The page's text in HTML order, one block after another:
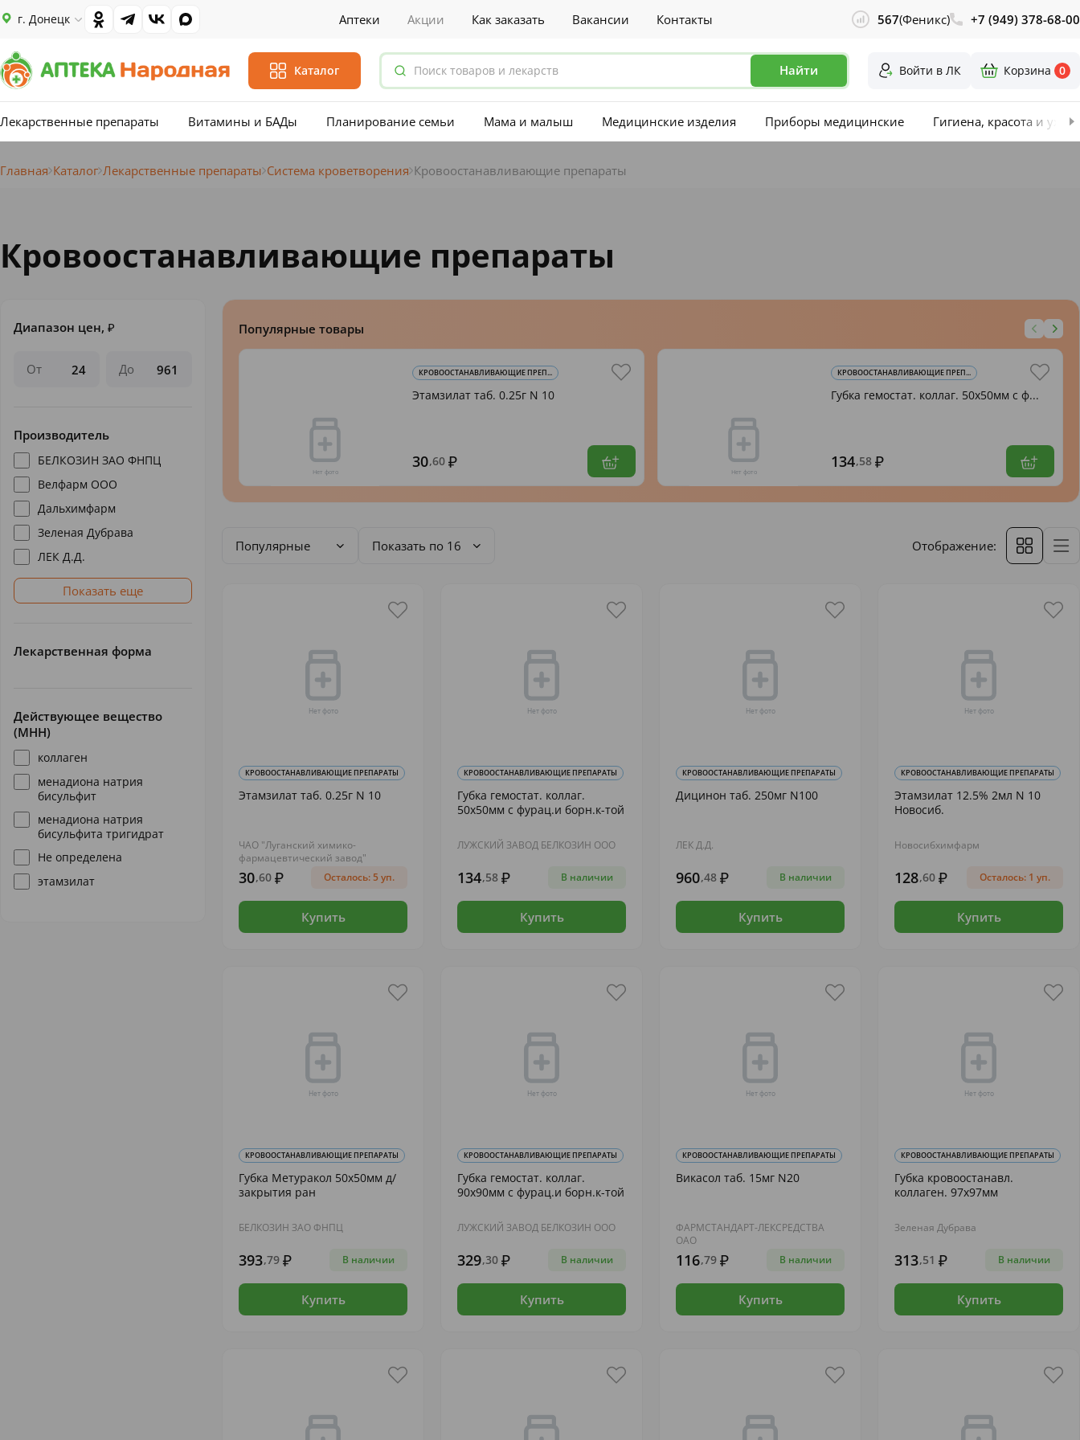
г. Донецк Аптеки Акции Как заказать Вакансии Контакты 567(Феникс) +7 (949) 378-68-00
Каталог Найти Войти в ЛК Корзина 0
Лекарственные препараты Витамины и БАДы Планирование семьи Мама и малыш Медицинские изделия Приборы медицинские Гигиена, красота и уход
Главная Каталог Лекарственные препараты Система кроветворения Кровоостанавливающие препараты
Кровоостанавливающие препараты
Диапазон цен, ₽
От До
Производитель
БЕЛКОЗИН ЗАО ФНПЦ
Велфарм ООО
Дальхимфарм
Зеленая Дубрава
ЛЕК Д.Д.
Показать еще
Лекарственная форма
Действующее вещество
(МНН)
коллаген
менадиона натрия
бисульфит
менадиона натрия
бисульфита тригидрат
Не определена
этамзилат
Популярные товары
КРОВООСТАНАВЛИВАЮЩИЕ ПРЕП...
Этамзилат таб. 0.25г N 10
30,60
КРОВООСТАНАВЛИВАЮЩИЕ ПРЕП...
Губка гемостат. коллаг. 50х50мм с ф...
134,58
Популярные Показать по 16 Отображение:
КРОВООСТАНАВЛИВАЮЩИЕ ПРЕПАРАТЫ
Этамзилат таб. 0.25г N 10
ЧАО "Луганский химико-
фармацевтический завод"
30,60 Осталось: 5 уп.
Купить
КРОВООСТАНАВЛИВАЮЩИЕ ПРЕПАРАТЫ
Губка гемостат. коллаг.
50х50мм с фурац.и борн.к-той
ЛУЖСКИЙ ЗАВОД БЕЛКОЗИН ООО
134,58 В наличии
Купить
КРОВООСТАНАВЛИВАЮЩИЕ ПРЕПАРАТЫ
Дицинон таб. 250мг N100
ЛЕК Д.Д.
960,48 В наличии
Купить
КРОВООСТАНАВЛИВАЮЩИЕ ПРЕПАРАТЫ
Этамзилат 12.5% 2мл N 10
Новосиб.
Новосибхимфарм
128,60 Осталось: 1 уп.
Купить
КРОВООСТАНАВЛИВАЮЩИЕ ПРЕПАРАТЫ
Губка Метуракол 50х50мм д/
закрытия ран
БЕЛКОЗИН ЗАО ФНПЦ
393,79 В наличии
Купить
КРОВООСТАНАВЛИВАЮЩИЕ ПРЕПАРАТЫ
Губка гемостат. коллаг.
90х90мм с фурац.и борн.к-той
ЛУЖСКИЙ ЗАВОД БЕЛКОЗИН ООО
329,30 В наличии
Купить
КРОВООСТАНАВЛИВАЮЩИЕ ПРЕПАРАТЫ
Викасол таб. 15мг N20
ФАРМСТАНДАРТ-ЛЕКСРЕДСТВА
ОАО
116,79 В наличии
Купить
КРОВООСТАНАВЛИВАЮЩИЕ ПРЕПАРАТЫ
Губка кровоостанавл.
коллаген. 97х97мм
Зеленая Дубрава
313,51 В наличии
Купить